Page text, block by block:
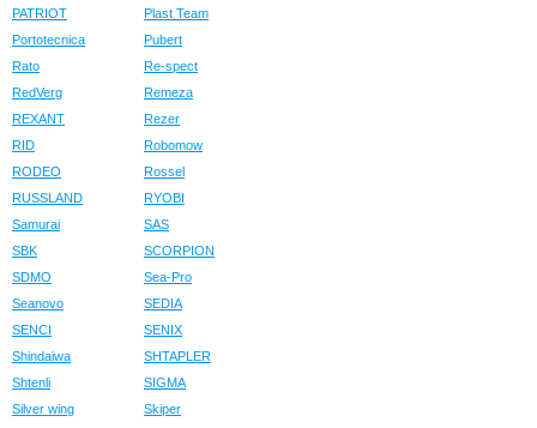
PATRIOT
Plast Team
Portotecnica
Pubert
Rato
Re-spect
RedVerg
Remeza
REXANT
Rezer
RID
Robomow
RODEO
Rossel
RUSSLAND
RYOBI
Samurai
SAS
SBK
SCORPION
SDMO
Sea-Pro
Seanovo
SEDIA
SENCI
SENIX
Shindaiwa
SHTAPLER
Shtenli
SIGMA
Silver wing
Skiper